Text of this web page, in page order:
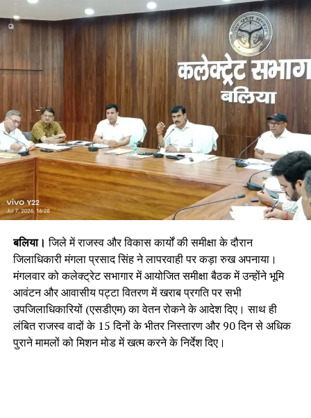
बलिया। जिले में राजस्व और विकास कार्यों की समीक्षा के दौरान
जिलाधिकारी मंगला प्रसाद सिंह ने लापरवाही पर कड़ा रुख अपनाया।
मंगलवार को कलेक्ट्रेट सभागार में आयोजित समीक्षा बैठक में उन्होंने भूमि
आवंटन और आवासीय पट्टा वितरण में खराब प्रगति पर सभी
उपजिलाधिकारियों (एसडीएम) का वेतन रोकने के आदेश दिए। साथ ही
लंबित राजस्व वादों के 15 दिनों के भीतर निस्तारण और 90 दिन से अधिक
पुराने मामलों को मिशन मोड में खत्म करने के निर्देश दिए।